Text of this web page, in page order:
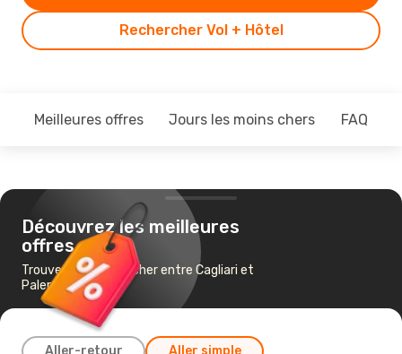
Rechercher Vol + Hôtel
Meilleures offres Jours les moins chers FAQ
Découvrez les meilleures
offres
Trouvez un vol pas cher entre Cagliari et
Palerme
Aller-retour Aller simple